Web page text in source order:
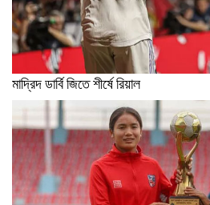
মাদ্রিদ ডার্বি জিতে শীর্ষে রিয়াল